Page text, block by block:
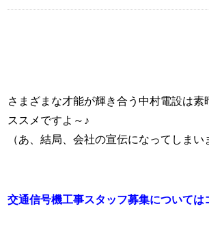
さまざまな才能が輝き合う中村電設は素
ススメですよ～♪
（あ、結局、会社の宣伝になってしまい
交通信号機工事スタッフ募集については